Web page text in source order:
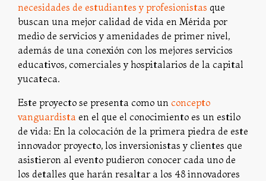
necesidades de estudiantes y profesionistas que
buscan una mejor calidad de vida en Mérida por
medio de servicios y amenidades de primer nivel,
además de una conexión con los mejores servicios
educativos, comerciales y hospitalarios de la capital
yucateca.
Este proyecto se presenta como un concepto
vanguardista en el que el conocimiento es un estilo
de vida: En la colocación de la primera piedra de este
innovador proyecto, los inversionistas y clientes que
asistieron al evento pudieron conocer cada uno de
los detalles que harán resaltar a los 48 innovadores